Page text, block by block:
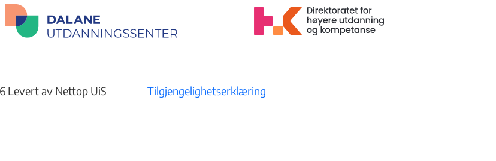
Levert av Nettop UiS Tilgjengelighetserklæring